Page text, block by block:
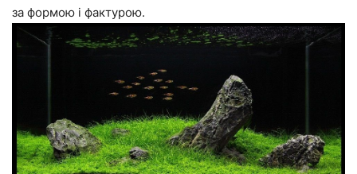
за формою і фактурою.